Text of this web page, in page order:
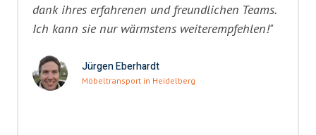
dank ihres erfahrenen und freundlichen Teams.
Ich kann sie nur wärmstens weiterempfehlen!"
Jürgen Eberhardt
Möbeltransport in Heidelberg